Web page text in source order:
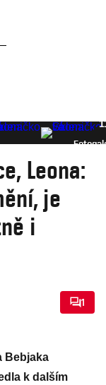
Leona:
je
i
1
Bebjaka
k dalším